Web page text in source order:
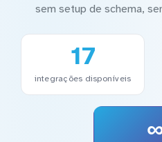
sem setup de schema,
17
integrações disponíveis